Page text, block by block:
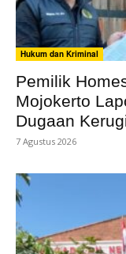
Hukum dan Kriminal
Pemilik
Mojokerto
Dugaan
7 Agustus 2026